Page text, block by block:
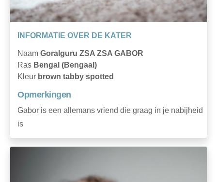
INFORMATIE OVER DE KATER
Naam Goralguru ZSA ZSA GABOR
Ras Bengal (Bengaal)
Kleur brown tabby spotted
Opmerkingen
Gabor is een allemans vriend die graag in je nabijheid
is